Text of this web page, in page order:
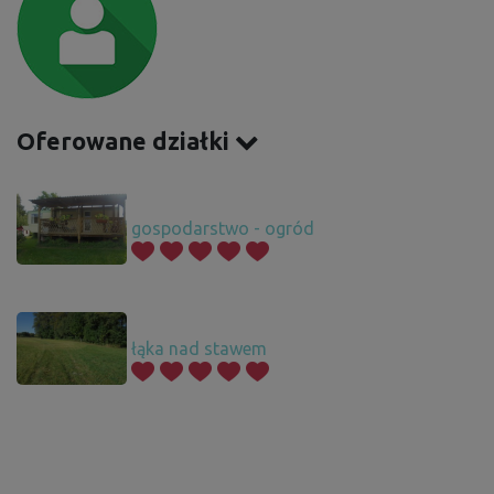
Oferowane działki
gospodarstwo - ogród
łąka nad stawem